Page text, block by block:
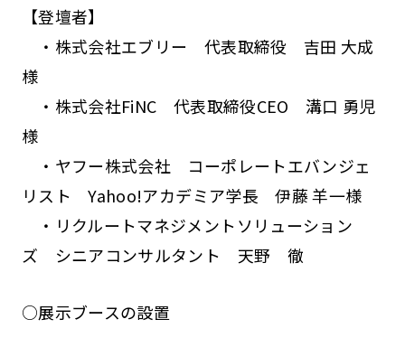
【登壇者】
・株式会社エブリー 代表取締役 吉田 大成
様
・株式会社FiNC 代表取締役CEO 溝口 勇児
様
・ヤフー株式会社 コーポレートエバンジェ
リスト Yahoo!アカデミア学長 伊藤 羊一様
・リクルートマネジメントソリューション
ズ シニアコンサルタント 天野 徹
○展示ブースの設置